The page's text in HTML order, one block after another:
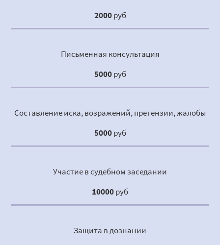
2000руб
Письменная консультация
5000руб
Составление иска, возражений, претензии, жалобы
5000руб
Участие в судебном заседании
10000руб
Защита в дознании